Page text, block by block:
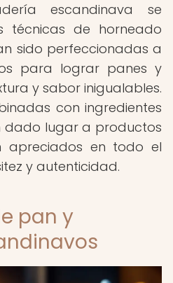
escandinava se
técnicas de horneado
sido perfeccionadas a
para lograr panes y
y sabor inigualables.
con ingredientes
lugar a productos
apreciados en todo el
y autenticidad.
pan y